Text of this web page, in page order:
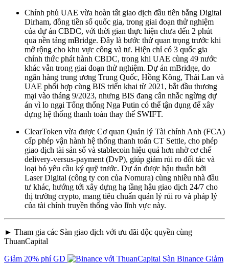
Chính phủ UAE vừa hoàn tất giao dịch đầu tiên bằng Digital
Dirham, đồng tiền số quốc gia, trong giai đoạn thử nghiệm
của dự án CBDC, với thời gian thực hiện chưa đến 2 phút
qua nền tảng mBridge. Đây là bước thử quan trọng trước khi
mở rộng cho khu vực công và tư. Hiện chỉ có 3 quốc gia
chính thức phát hành CBDC, trong khi UAE cùng 49 nước
khác vẫn trong giai đoạn thử nghiệm. Dự án mBridge, do
ngân hàng trung ương Trung Quốc, Hồng Kông, Thái Lan và
UAE phối hợp cùng BIS triển khai từ 2021, bắt đầu thương
mại vào tháng 9/2023, nhưng BIS đang cân nhắc ngừng dự
án vì lo ngại Tổng thống Nga Putin có thể tận dụng để xây
dựng hệ thống thanh toán thay thế SWIFT.
ClearToken vừa được Cơ quan Quản lý Tài chính Anh (FCA)
cấp phép vận hành hệ thống thanh toán CT Settle, cho phép
giao dịch tài sản số và stablecoin hiệu quả hơn nhờ cơ chế
delivery-versus-payment (DvP), giúp giảm rủi ro đối tác và
loại bỏ yêu cầu ký quỹ trước. Dự án được hậu thuẫn bởi
Laser Digital (công ty con của Nomura) cùng nhiều nhà đầu
tư khác, hướng tới xây dựng hạ tầng hậu giao dịch 24/7 cho
thị trường crypto, mang tiêu chuẩn quản lý rủi ro và pháp lý
của tài chính truyền thống vào lĩnh vực này.
► Tham gia các Sàn giao dịch với ưu đãi độc quyền cùng
ThuanCapital
Giảm 20% phí GD
Sàn Binance Giảm